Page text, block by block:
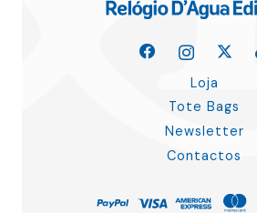
Loja
Tote Bags
Newsletter
Contactos